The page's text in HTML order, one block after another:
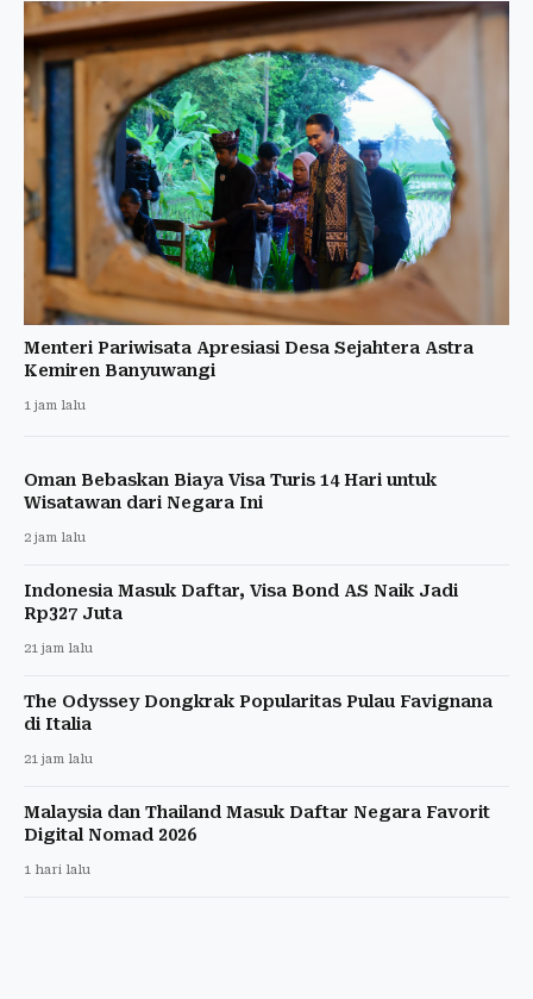
Menteri Pariwisata Apresiasi Desa Sejahtera Astra
Kemiren Banyuwangi
1 jam lalu
Oman Bebaskan Biaya Visa Turis 14 Hari untuk
Wisatawan dari Negara Ini
2 jam lalu
Indonesia Masuk Daftar, Visa Bond AS Naik Jadi
Rp327 Juta
21 jam lalu
The Odyssey Dongkrak Popularitas Pulau Favignana
di Italia
21 jam lalu
Malaysia dan Thailand Masuk Daftar Negara Favorit
Digital Nomad 2026
1 hari lalu